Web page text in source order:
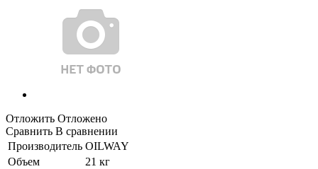
Отложить Отложено
Сравнить В сравнении
Производитель OILWAY
Объем
21 кг